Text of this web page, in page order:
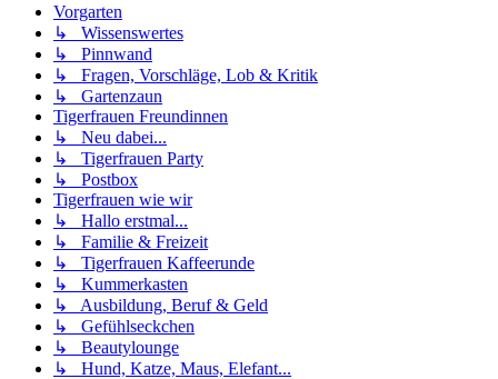
Vorgarten
↳ Wissenswertes
↳ Pinnwand
↳ Fragen, Vorschläge, Lob & Kritik
↳ Gartenzaun
Tigerfrauen Freundinnen
↳ Neu dabei...
↳ Tigerfrauen Party
↳ Postbox
Tigerfrauen wie wir
↳ Hallo erstmal...
↳ Familie & Freizeit
↳ Tigerfrauen Kaffeerunde
↳ Kummerkasten
↳ Ausbildung, Beruf & Geld
↳ Gefühlseckchen
↳ Beautylounge
↳ Hund, Katze, Maus, Elefant...